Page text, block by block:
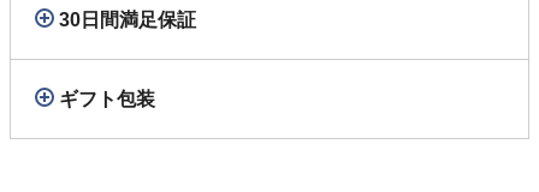
30日間満足保証
ギフト包装